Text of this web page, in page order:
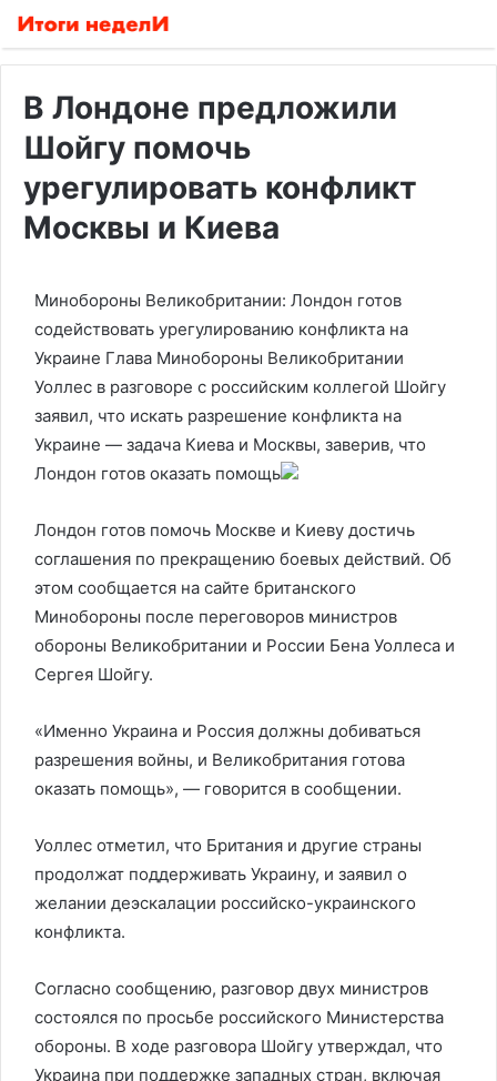
В Лондоне предложили
Шойгу помочь
урегулировать конфликт
Москвы и Киева
Минобороны Великобритании: Лондон готов
содействовать урегулированию конфликта на
Украине Глава Минобороны Великобритании
Уоллес в разговоре с российским коллегой Шойгу
заявил, что искать разрешение конфликта на
Украине — задача Киева и Москвы, заверив, что
Лондон готов оказать помощь
Лондон готов помочь Москве и Киеву достичь
соглашения по прекращению боевых действий. Об
этом сообщается на сайте британского
Минобороны после переговоров министров
обороны Великобритании и России Бена Уоллеса и
Сергея Шойгу.
«Именно Украина и Россия должны добиваться
разрешения войны, и Великобритания готова
оказать помощь», — говорится в сообщении.
Уоллес отметил, что Британия и другие страны
продолжат поддерживать Украину, и заявил о
желании деэскалации российско-украинского
конфликта.
Согласно сообщению, разговор двух министров
состоялся по просьбе российского Министерства
обороны. В ходе разговора Шойгу утверждал, что
Украина при поддержке западных стран, включая